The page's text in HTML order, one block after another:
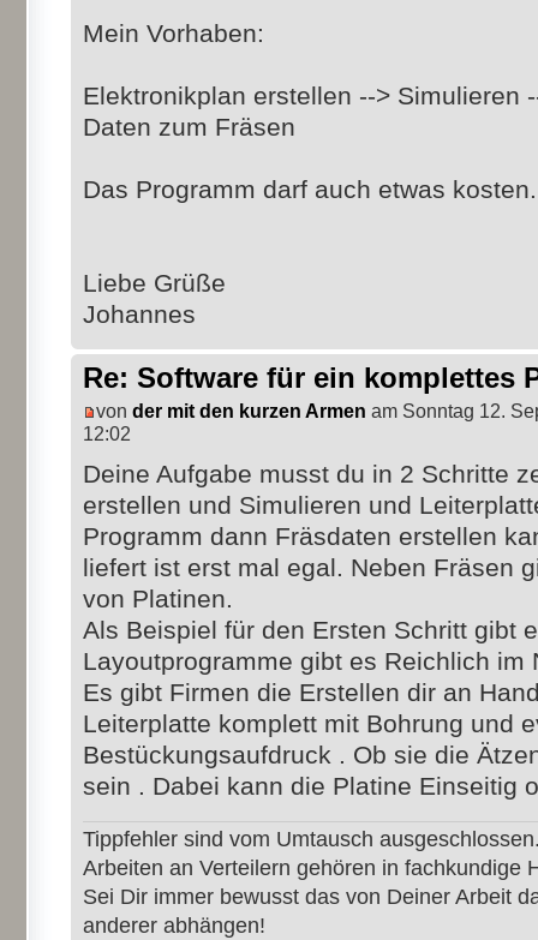
Mein Vorhaben:
Elektronikplan erstellen --> Simulieren
Daten zum Fräsen
Das Programm darf auch etwas
Liebe Grüße
Johannes
Re: Software für ein komplettes
von der mit den kurzen Armen am Sonntag 12.
12:02
Deine Aufgabe musst du in 2 Schritte
erstellen und Simulieren und
Programm dann Fräsdaten erstellen
liefert ist erst mal egal. Neben Fräsen
von Platinen.
Als Beispiel für den Ersten Schritt gibt
Layoutprogramme gibt es Reichlich im
Es gibt Firmen die Erstellen dir an
Leiterplatte komplett mit Bohrung und
Bestückungsaufdruck . Ob sie die
sein . Dabei kann die Platine Einseitig
Tippfehler sind vom Umtausch
Arbeiten an Verteilern gehören in fachkundige
Sei Dir immer bewusst das von Deiner Arbeit
anderer abhängen!